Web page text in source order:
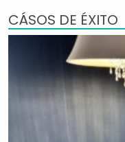
CÁSOS DE ÉXITO